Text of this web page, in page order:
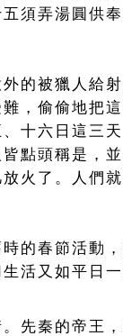
須弄湯圓供
的被獵人給
，偷偷地把
十六日這三
點頭稱是，
火了。人們
的春節活動
活又如平日一
先秦的帝王